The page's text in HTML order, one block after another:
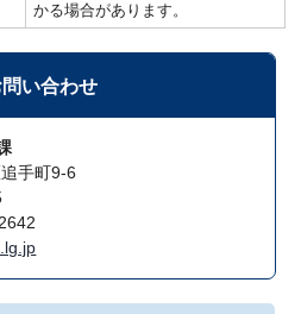
かる場合があります。
い合わせ
手町9-6